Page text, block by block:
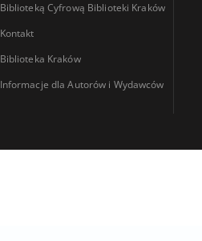
Biblioteką Cyfrową Biblioteki Kraków
Kontakt
Biblioteka Kraków
Informacje dla Autorów i Wydawców